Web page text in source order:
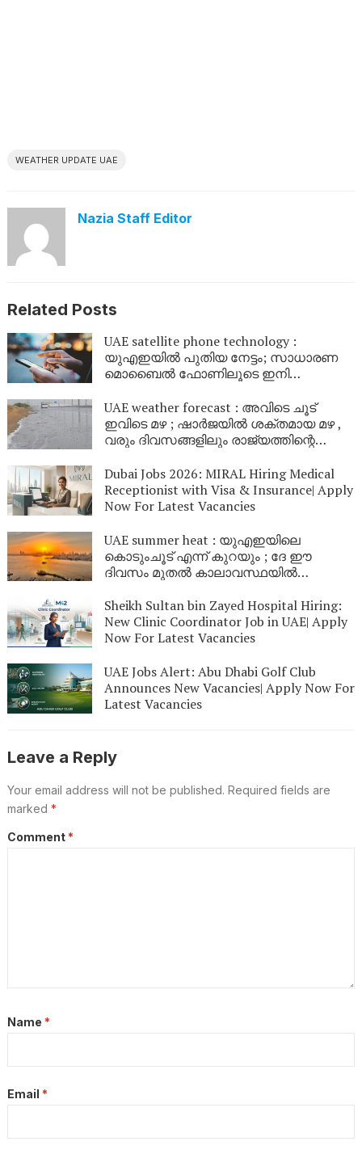
WEATHER UPDATE UAE
Nazia Staff Editor
Related Posts
UAE satellite phone technology :
യുഎഇയിൽ പുതിയ നേട്ടം; സാധാരണ
മൊബൈൽ ഫോണിലൂടെ ഇനി
കൈമാറാം
UAE weather forecast : അവിടെ ചൂട്
ഇവിടെ മഴ ; ഷാർജയിൽ ശക്തമായ മഴ ,
വരും ദിവസങ്ങളിലും രാജ്യത്തിന്റെ
സാധ്യത
Dubai Jobs 2026: MIRAL Hiring Medical
Receptionist with Visa & Insurance| Apply
Now For Latest Vacancies
UAE summer heat : യുഎഇയിലെ
കൊടുംചൂട് എന്ന് കുറയും ; ദേ ഈ
ദിവസം മുതൽ കാലാവസ്ഥയിൽ
Sheikh Sultan bin Zayed Hospital Hiring:
New Clinic Coordinator Job in UAE| Apply
Now For Latest Vacancies
UAE Jobs Alert: Abu Dhabi Golf Club
Announces New Vacancies| Apply Now For
Latest Vacancies
Leave a Reply
Your email address will not be published. Required fields are
marked *
Comment *
Name *
Email *